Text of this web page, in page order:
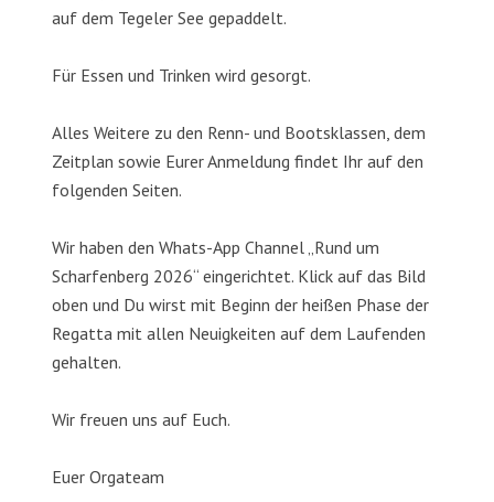
auf dem Tegeler See gepaddelt.
Für Essen und Trinken wird gesorgt.
Alles Weitere zu den Renn- und Bootsklassen, dem
Zeitplan sowie Eurer Anmeldung findet Ihr auf den
folgenden Seiten.
Wir haben den Whats-App Channel „Rund um
Scharfenberg 2026“ eingerichtet. Klick auf das Bild
oben und Du wirst mit Beginn der heißen Phase der
Regatta mit allen Neuigkeiten auf dem Laufenden
gehalten.
Wir freuen uns auf Euch.
Euer Orgateam